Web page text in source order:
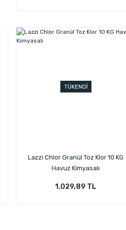
TÜKENDİ
Lazzi Chlor Granül Toz Klor 10 KG
Havuz Kimyasalı
1.029,89 TL